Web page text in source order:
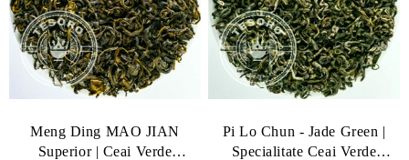
Meng Ding MAO JIAN
Superior | Ceai Verde
Pi Lo Chun - Jade Green |
Specialitate Ceai Verde